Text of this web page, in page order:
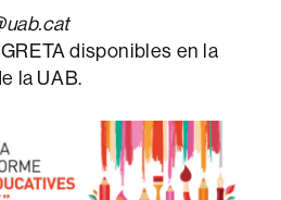
disponibles en la
la UAB.